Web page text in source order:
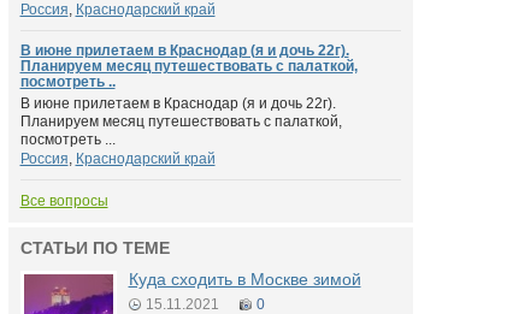
Россия, Краснодарский край
В июне прилетаем в Краснодар (я и дочь 22г).
Планируем месяц путешествовать с палаткой,
посмотреть ..
В июне прилетаем в Краснодар (я и дочь 22г).
Планируем месяц путешествовать с палаткой,
посмотреть ...
Россия, Краснодарский край
Все вопросы
СТАТЬИ ПО ТЕМЕ
Куда сходить в Москве зимой
15.11.2021
0